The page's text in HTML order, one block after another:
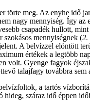
törte meg. Az enyhe idő
nagy mennyiség. Így
csapadék hullott,
szokásos mennyiségnek (2.
A belvízzel elöntött
értékek a legtöbb
Gyenge fagyok
talajfagy továbbra
a tartós
száraz idő éppen